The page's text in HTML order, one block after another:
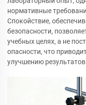
нормативные
Спокойствие,
безопасности,
учебных целях, а не
опасности, что
улучшению